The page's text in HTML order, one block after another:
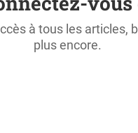
à tous les
plus encore.